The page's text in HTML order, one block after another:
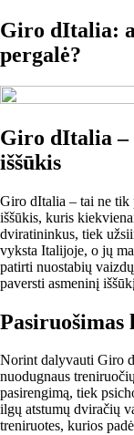
Giro dItalia:
pergalė?
Giro dItalia –
iššūkis
Giro dItalia – tai ne tik
iššūkis, kuris
dviratininkus, tiek
vyksta Italijoje, o jų
patirti nuostabių
paversti asmeninį
Pasiruošimas
Norint dalyvauti Giro
nuodugnaus
pasirengimą, tiek
ilgų atstumų dviračių
treniruotes, kurios